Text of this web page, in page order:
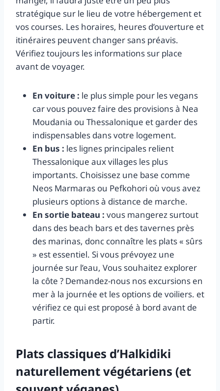
stratégique sur le lieu de votre hébergement et
vos courses. Les horaires, heures d’ouverture et
itinéraires peuvent changer sans préavis.
Vérifiez toujours les informations sur place
avant de voyager.
En voiture : le plus simple pour les vegans
car vous pouvez faire des provisions à Nea
Moudania ou Thessalonique et garder des
indispensables dans votre logement.
En bus : les lignes principales relient
Thessalonique aux villages les plus
importants. Choisissez une base comme
Neos Marmaras ou Pefkohori où vous avez
plusieurs options à distance de marche.
En sortie bateau : vous mangerez surtout
dans des beach bars et des tavernes près
des marinas, donc connaître les plats « sûrs
» est essentiel. Si vous prévoyez une
journée sur l’eau, Vous souhaitez explorer
la côte ? Demandez-nous nos excursions en
mer à la journée et les options de voiliers. et
vérifiez ce qui est proposé à bord avant de
partir.
Plats classiques d’Halkidiki
naturellement végétariens (et